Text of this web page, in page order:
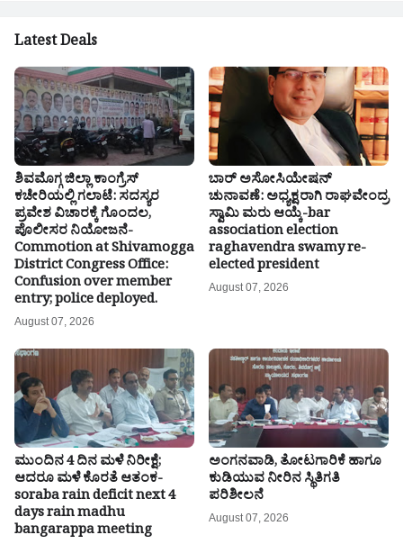
Latest Deals
ಶಿವಮೊಗ್ಗ ಜಿಲ್ಲಾ ಕಾಂಗ್ರೆಸ್
ಕಚೇರಿಯಲ್ಲಿ ಗಲಾಟೆ: ಸದಸ್ಯರ
ಪ್ರವೇಶ ವಿಚಾರಕ್ಕೆ ಗೊಂದಲ,
ಪೊಲೀಸರ ನಿಯೋಜನೆ-
Commotion at Shivamogga
District Congress Office:
Confusion over member
entry; police deployed.
August 07, 2026
ಬಾರ್ ಅಸೋಸಿಯೇಷನ್
ಚುನಾವಣೆ: ಅಧ್ಯಕ್ಷರಾಗಿ ರಾಘವೇಂದ್ರ
ಸ್ವಾಮಿ ಮರು ಆಯ್ಕೆ-bar
association election
raghavendra swamy re-
elected president
August 07, 2026
ಮುಂದಿನ 4 ದಿನ ಮಳೆ ನಿರೀಕ್ಷೆ;
ಆದರೂ ಮಳೆ ಕೊರತೆ ಆತಂಕ-
soraba rain deficit next 4
days rain madhu
bangarappa meeting
ಅಂಗನವಾಡಿ, ತೋಟಗಾರಿಕೆ ಹಾಗೂ
ಕುಡಿಯುವ ನೀರಿನ ಸ್ಥಿತಿಗತಿ
ಪರಿಶೀಲನೆ
August 07, 2026